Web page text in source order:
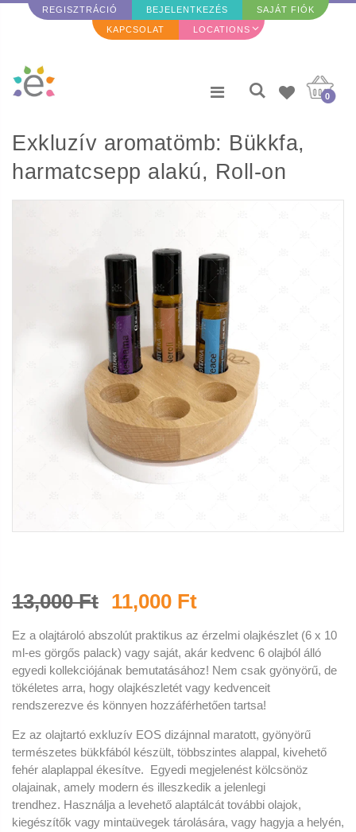
REGISZTRÁCIÓ BEJELENTKEZÉS SAJÁT FIÓK
KAPCSOLAT LOCATIONS
0
Exkluzív aromatömb: Bükkfa,
harmatcsepp alakú, Roll-on
olajtároló (6 görgős üveg fér el
13,000 Ft 11,000 Ft
Ez a olajtároló abszolút praktikus az érzelmi olajkészlet (6 x 10
ml-es görgős palack) vagy saját, akár kedvenc 6 olajból álló
egyedi kollekciójának bemutatásához! Nem csak gyönyörű, de
tökéletes arra, hogy olajkészletét vagy kedvenceit
rendszerezve és könnyen hozzáférhetően tartsa!
Ez az olajtartó exkluzív EOS dizájnnal maratott, gyönyörű
természetes bükkfából készült, többszintes alappal, kivehető
fehér alaplappal ékesítve. Egyedi megjelenést kölcsönöz
olajainak, amely modern és illeszkedik a jelenlegi
trendhez. Használja a levehető alaptálcát további olajok,
kiegészítők vagy mintaüvegek tárolására, vagy hagyja a helyén,